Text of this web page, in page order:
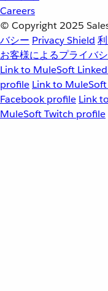
Careers
© Copyright 2025
バシー Privacy Shield
お客様によるプライバ
Link to MuleSoft
profile Link to
Facebook profile Link
MuleSoft Twitch profile